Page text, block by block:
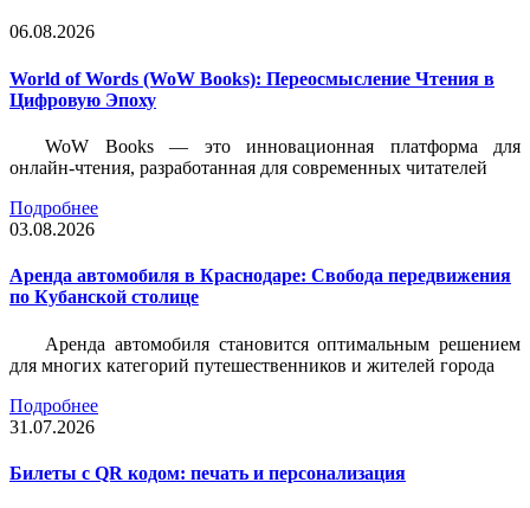
06.08.2026
World of Words (WoW Books): Переосмысление Чтения в
Цифровую Эпоху
WoW Books — это инновационная платформа для
онлайн-чтения, разработанная для современных читателей
Подробнее
03.08.2026
Аренда автомобиля в Краснодаре: Свобода передвижения
по Кубанской столице
Аренда автомобиля становится оптимальным решением
для многих категорий путешественников и жителей города
Подробнее
31.07.2026
Билеты c QR кодом: печать и персонализация